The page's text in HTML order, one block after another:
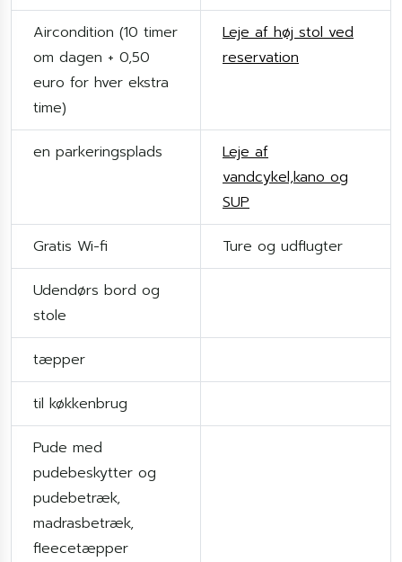
Aircondition (10 timer
om dagen + 0,50
euro for hver ekstra
time)
Leje af høj stol ved
reservation
en parkeringsplads
Leje af
vandcykel,kano og
SUP
Gratis Wi-fi Ture og udflugter
Udendørs bord og
stole
tæpper
til køkkenbrug
Pude med
pudebeskytter og
pudebetræk,
madrasbetræk,
fleecetæpper